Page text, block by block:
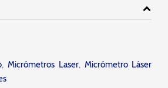
, Micrómetros Laser, Micrómetro Láser